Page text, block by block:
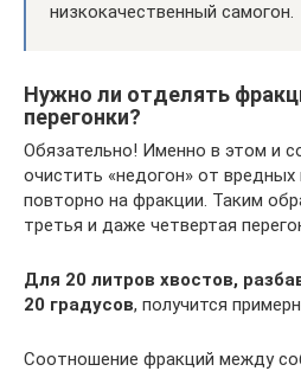
низкокачественный самогон.
Нужно ли отделять
перегонки?
Обязательно! Именно в этом и
очистить «недогон» от вредных
повторно на фракции. Таким
третья и даже четвертая
Для 20 литров хвостов,
20 градусов, получится
Соотношение фракций между